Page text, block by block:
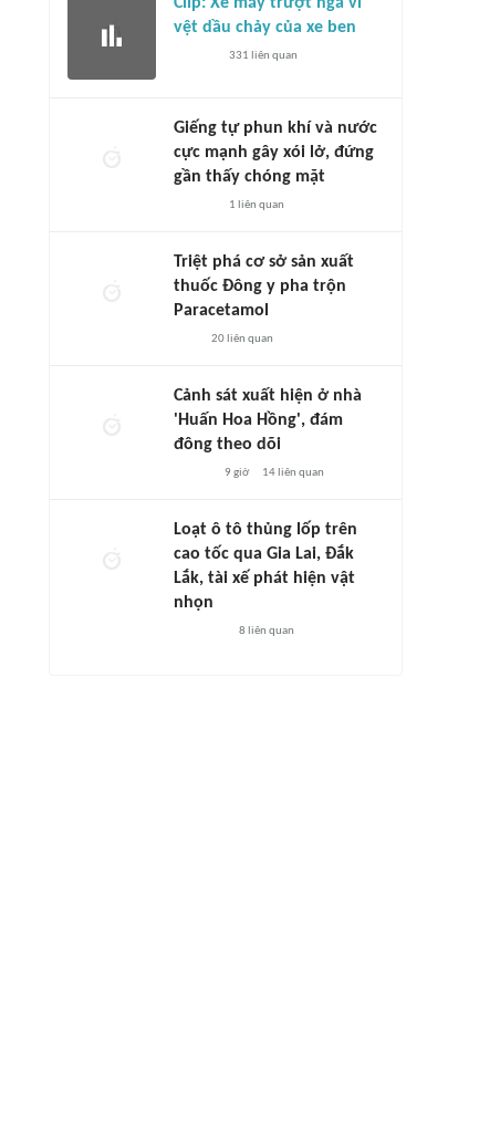
vệt dầu chảy của xe ben
331 liên quan
Giếng tự phun khí và nước
cực mạnh gây xói lở, đứng
gần thấy chóng mặt
1 liên quan
Triệt phá cơ sở sản xuất
thuốc Đông y pha trộn
Paracetamol
20liên quan
Cảnh sát xuất hiện ở nhà
'Huấn Hoa Hồng', đám
đông theo dõi
9 giờ 14liên quan
Loạt ô tô thủng lốp trên
cao tốc qua Gia Lai, Đắk
Lắk, tài xế phát hiện vật
nhọn
8 liên quan